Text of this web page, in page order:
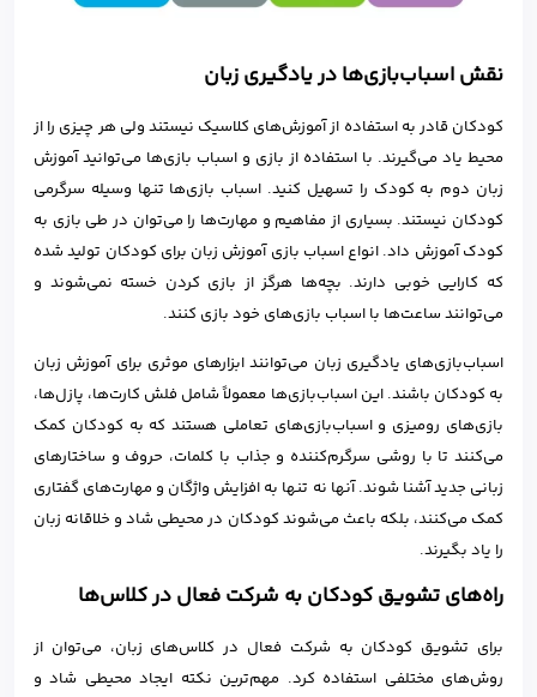
نقش اسباب‌بازی‌ها در یادگیری زبان
کودکان قادر به استفاده از آموزش‌های کلاسیک نیستند ولی هر چیزی را از
محیط یاد می‌گیرند. با استفاده از بازی و اسباب بازی‌ها می‌توانید آموزش
زبان دوم به کودک را تسهیل کنید. اسباب بازی‌ها تنها وسیله سرگرمی
کودکان نیستند. بسیاری از مفاهیم و مهارت‌ها را می‌توان در طی بازی به
کودک آموزش داد. انواع اسباب بازی آموزش زبان برای کودکان تولید شده
که کارایی خوبی دارند. بچه‌ها هرگز از بازی کردن خسته نمی‌شوند و
می‌توانند ساعت‌ها با اسباب بازی‌های خود بازی کنند.
اسباب‌بازی‌های یادگیری زبان می‌توانند ابزارهای موثری برای آموزش زبان
به کودکان باشند. این اسباب‌بازی‌ها معمولاً شامل فلش کارت‌ها، پازل‌ها،
بازی‌های رومیزی و اسباب‌بازی‌های تعاملی هستند که به کودکان کمک
می‌کنند تا با روشی سرگرم‌کننده و جذاب با کلمات، حروف و ساختارهای
زبانی جدید آشنا شوند. آنها نه تنها به افزایش واژگان و مهارت‌های گفتاری
کمک می‌کنند، بلکه باعث می‌شوند کودکان در محیطی شاد و خلاقانه زبان
را یاد بگیرند.
راه‌های تشویق کودکان به شرکت فعال در کلاس‌ها
برای تشویق کودکان به شرکت فعال در کلاس‌های زبان، می‌توان از
روش‌های مختلفی استفاده کرد. مهم‌ترین نکته ایجاد محیطی شاد و